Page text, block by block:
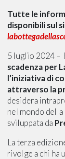
Tutte le
disponibili sul
5 luglio 2024 –
scadenza per
l’iniziativa di
attraverso la
desidera
nel mondo
sviluppata da
La terza
rivolge a chi ha